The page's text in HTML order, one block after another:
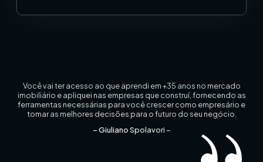
Você vai ter acesso ao que aprendi em +35 anos no mercado
imobiliário e apliquei nas empresas que construí, fornecendo as
ferramentas necessárias para você crescer como empresário e
tomar as melhores decisões para o futuro do seu negócio.
– Giuliano Spolavori –